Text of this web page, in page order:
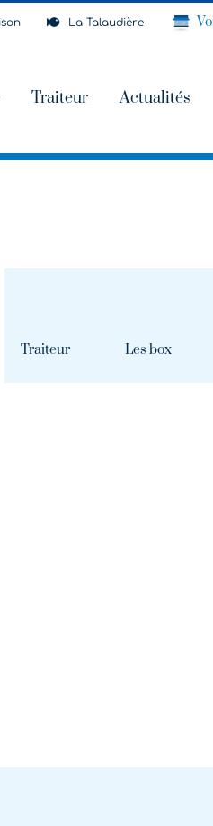
La Talaudière
Traiteur Actualités
Traiteur Les box